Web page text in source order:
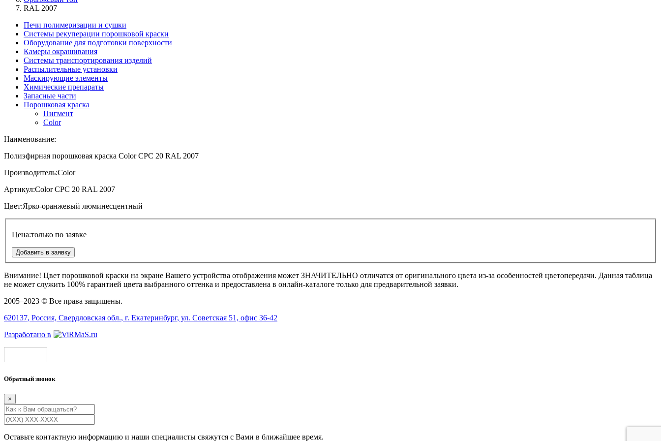
RAL 2007
Печи полимеризации и сушки
Системы рекуперации порошковой краски
Оборудование для подготовки поверхности
Камеры окрашивания
Системы транспортирования изделий
Распылительные установки
Маскирующие элементы
Химические препараты
Запасные части
Порошковая краска
Пигмент
Color
Наименование:
Полиэфирная порошковая краска Color CPC 20 RAL 2007
Производитель:Color
Артикул:Color CPC 20 RAL 2007
Цвет:Ярко-оранжевый люминесцентный
Цена:только по заявке
Добавить в заявку
Внимание! Цвет порошковой краски на экране Вашего устройства отображения может ЗНАЧИТЕЛЬНО отличатся от оригинального цвета из-за особенностей цветопередачи. Данная таблица
не может служить 100% гарантией цвета выбранного оттенка и предоставлена в онлайн-каталоге только для предварительной заявки.
2005–2023 © Все права защищены.
620137, Россия, Свердловская обл., г. Екатеринбург, ул. Советская 51, офис 36-42
Разработано в
Обратный звонок
×
Оставьте контактную информацию и наши специалисты свяжутся с Вами в ближайшее время.